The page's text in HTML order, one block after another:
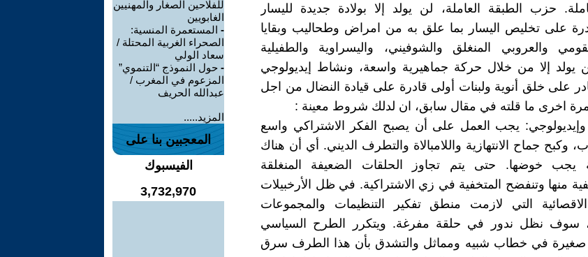
حزب الطبقة العاملة، لن يولد إلا بولادة جديدة لليسار
على تخليص اليسار بما علق به من امراض وطحاليب وبقايا
والعروبي المنغلق والشوفيني، واليسراوية والطفيلية
يولد إلا من خلال حركة جماهيرية واسعة، ونشاط إيديولوجي
على خلق أنوية ولبنات أولى قادرة على قيادة النضال من اجل
مرة اخرى ما قلته في مقال سابق، ان لدلك شروط معينة :
يجب العمل على أن يصبح الفكر الاشتراكي واسع
وكبح جماح الانتهازية واللامبالاة والتطرف الديني. أي أن هناك
يجب خوضها. حتى يتم تجاوز الحلقات الضعيفة المنغلقة
منها وتنفضح المتخفية في زي الاشتراكية. في ظل الأرخبيلات
الاقصائية التي لازمت منطق تفكير التنظيمات والمجموعات
، سوف نظل ندور في حلقة مفرغة. ويتكرر الطرح السياسي
صغيرة في خطاب شبيه ومماثل والتشدق بأن هذا الطرف سرق
للفلاحين الصغار والمهنيين
الغابويين
- المستعمرة المنسية:
الصحراء الغربية المحتلة /
سعاد الولي
- حول النموذج “التنموي”
المزعوم في المغرب /
عبدالله الحريف
المزيد.....
المعجبين بنا على
الفيسبوك
3,732,970